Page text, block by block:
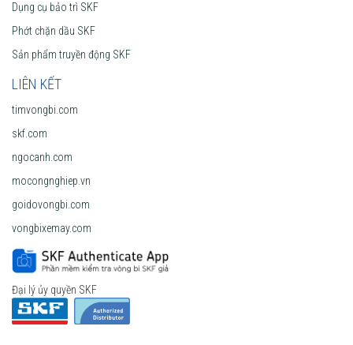
Dụng cụ bảo trì SKF
Phớt chặn dầu SKF
Sản phẩm truyền động SKF
LIÊN KẾT
timvongbi.com
skf.com
ngocanh.com
mocongnghiep.vn
goidovongbi.com
vongbixemay.com
Đại lý ủy quyền SKF